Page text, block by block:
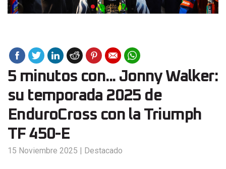
5 minutos con... Jonny Walker:
su temporada 2025 de
EnduroCross con la Triumph
TF 450-E
15 Noviembre 2025 | Destacado